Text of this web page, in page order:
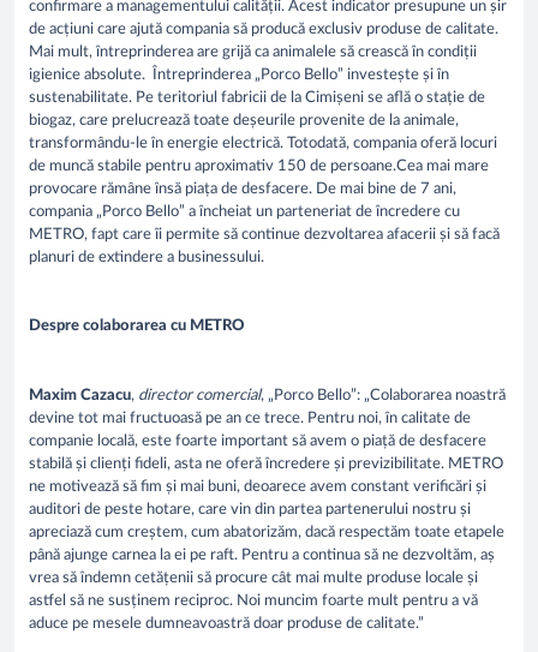
confirmare a managementului calității. Acest indicator presupune un șir
de acțiuni care ajută compania să producă exclusiv produse de calitate.
Mai mult, întreprinderea are grijă ca animalele să crească în condiții
igienice absolute. Întreprinderea „Porco Bello” investește și în
sustenabilitate. Pe teritoriul fabricii de la Cimișeni se află o stație de
biogaz, care prelucrează toate deșeurile provenite de la animale,
transformându-le în energie electrică. Totodată, compania oferă locuri
de muncă stabile pentru aproximativ 150 de persoane.Cea mai mare
provocare rămâne însă piața de desfacere. De mai bine de 7 ani,
compania „Porco Bello” a încheiat un parteneriat de încredere cu
METRO, fapt care îi permite să continue dezvoltarea afacerii și să facă
planuri de extindere a businessului.
Despre colaborarea cu METRO
Maxim Cazacu, director comercial, „Porco Bello”: „Colaborarea noastră
devine tot mai fructuoasă pe an ce trece. Pentru noi, în calitate de
companie locală, este foarte important să avem o piață de desfacere
stabilă și clienți fideli, asta ne oferă încredere și previzibilitate. METRO
ne motivează să fim și mai buni, deoarece avem constant verificări și
auditori de peste hotare, care vin din partea partenerului nostru și
apreciază cum creștem, cum abatorizăm, dacă respectăm toate etapele
până ajunge carnea la ei pe raft. Pentru a continua să ne dezvoltăm, aș
vrea să îndemn cetățenii să procure cât mai multe produse locale și
astfel să ne susținem reciproc. Noi muncim foarte mult pentru a vă
aduce pe mesele dumneavoastră doar produse de calitate.”